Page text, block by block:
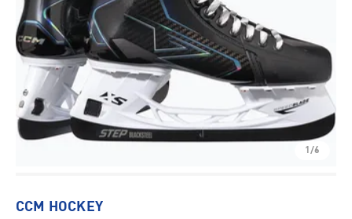
1/6
CCM HOCKEY